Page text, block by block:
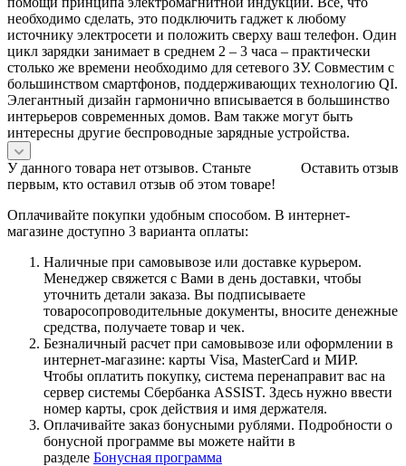
необходимо сделать, это подключить гаджет к любому
источнику электросети и положить сверху ваш телефон. Один
цикл зарядки занимает в среднем 2 – 3 часа – практически
столько же времени необходимо для сетевого ЗУ. Совместим с
большинством смартфонов, поддерживающих технологию QI.
Элегантный дизайн гармонично вписывается в большинство
интерьеров современных домов. Вам также могут быть
интересны другие беспроводные зарядные устройства.
Оставить отзыв
У данного товара нет отзывов. Станьте
первым, кто оставил отзыв об этом товаре!
Оплачивайте покупки удобным способом. В интернет-
магазине доступно 3 варианта оплаты:
Наличные при самовывозе или доставке курьером.
Менеджер свяжется с Вами в день доставки, чтобы
уточнить детали заказа. Вы подписываете
товаросопроводительные документы, вносите денежные
средства, получаете товар и чек.
Безналичный расчет при самовывозе или оформлении в
интернет-магазине: карты Visa, MasterCard и МИР.
Чтобы оплатить покупку, система перенаправит вас на
сервер системы Сбербанка ASSIST. Здесь нужно ввести
номер карты, срок действия и имя держателя.
Оплачивайте заказ бонусными рублями. Подробности о
бонусной программе вы можете найти в
разделе Бонусная программа